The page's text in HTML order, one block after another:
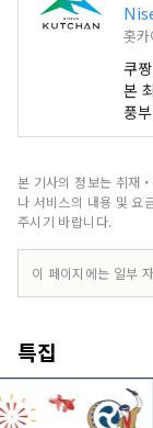
홋카
쿠
본
풍
동
리조
소
본 기사의 정보는 취재
나 서비스의 내용 및 요
주시기 바랍니다.
이 페이지에는 일부
특집